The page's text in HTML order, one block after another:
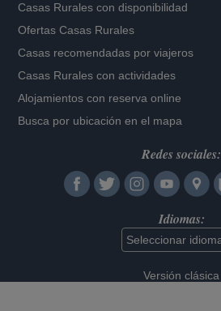
Casas Rurales con disponibilidad
Ofertas Casas Rurales
Casas recomendadas por viajeros
Casas Rurales con actividades
Alojamientos con reserva online
Busca por ubicación en el mapa
Redes sociales:
Idiomas:
Versión clásica